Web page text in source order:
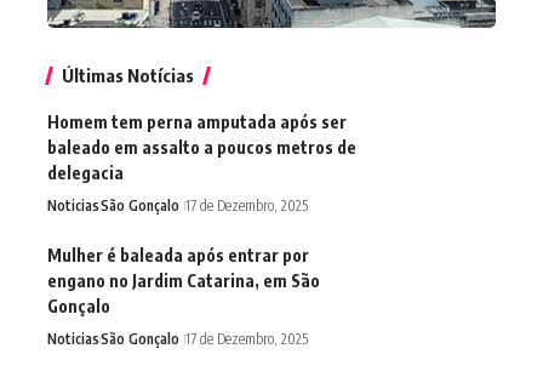
Últimas Notícias
Homem tem perna amputada após ser
baleado em assalto a poucos metros de
delegacia
NoticiasSão Gonçalo 17 de Dezembro, 2025
Mulher é baleada após entrar por
engano no Jardim Catarina, em São
Gonçalo
NoticiasSão Gonçalo 17 de Dezembro, 2025